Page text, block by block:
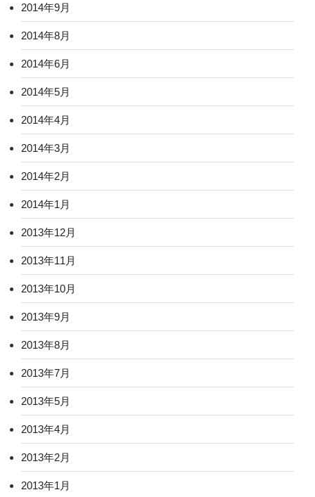
2014年9月
2014年8月
2014年6月
2014年5月
2014年4月
2014年3月
2014年2月
2014年1月
2013年12月
2013年11月
2013年10月
2013年9月
2013年8月
2013年7月
2013年5月
2013年4月
2013年2月
2013年1月